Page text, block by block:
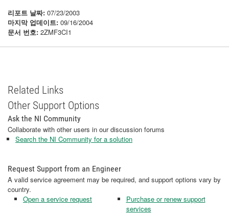
리포트 날짜: 07/23/2003
마지막 업데이트: 09/16/2004
문서 번호: 2ZMF3CI1
Related Links
Other Support Options
Ask the NI Community
Collaborate with other users in our discussion forums
Search the NI Community for a solution
Request Support from an Engineer
A valid service agreement may be required, and support options vary by
country.
Open a service request
Purchase or renew support
services